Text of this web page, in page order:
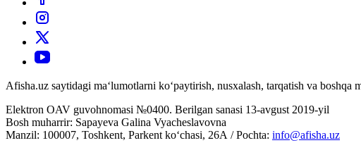
Afisha.uz saytidagi ma‘lumotlarni ko‘paytirish, nusxalash, tarqatish va
Elektron OAV guvohnomasi №0400. Berilgan sanasi 13-avgust 2019-yil
Bosh muharrir: Sapayeva Galina Vyacheslavovna
Manzil: 100007, Toshkent, Parkent ko‘chasi, 26А / Pochta: info@afisha.uz